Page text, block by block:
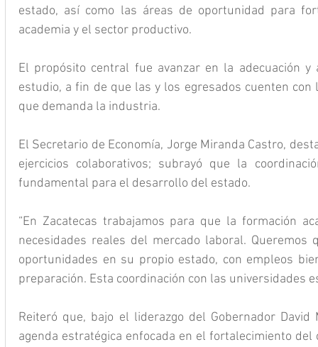
estado, así como las áreas de oportunidad para
academia y el sector productivo.
El propósito central fue avanzar en la adecuación
estudio, a fin de que las y los egresados cuenten
que demanda la industria.
El Secretario de Economía, Jorge Miranda Castro,
ejercicios colaborativos; subrayó que la
fundamental para el desarrollo del estado.
“En Zacatecas trabajamos para que la formación
necesidades reales del mercado laboral. Queremos
oportunidades en su propio estado, con empleos
preparación. Esta coordinación con las universidades
Reiteró que, bajo el liderazgo del Gobernador
agenda estratégica enfocada en el fortalecimiento